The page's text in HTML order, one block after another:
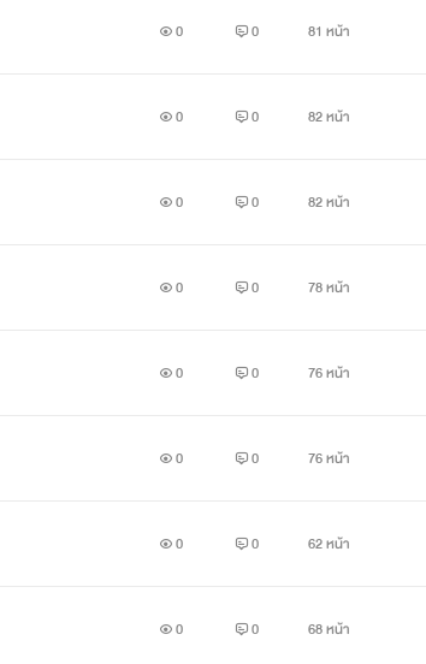
0 0 81 หน้า
0 0 82 หน้า
0 0 82 หน้า
0 0 78 หน้า
0 0 76 หน้า
0 0 76 หน้า
0 0 62 หน้า
0 0 68 หน้า